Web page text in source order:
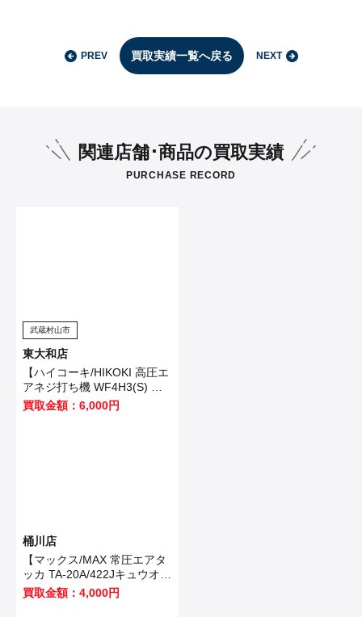
PREV 買取実績一覧へ戻る NEXT
関連店舗･商品の買取実績
PURCHASE RECORD
武蔵村山市
東大和店
【ハイコーキ/HIKOKI 高圧エ
アネジ打ち機 WF4H3(S) 】
武蔵村山市のお客様から買取
させていただきました！
買取金額：6,000円
桶川店
【マックス/MAX 常圧エアタ
ッカ TA-20A/422Jキュウオ
ン】加須市のお客様から買取
いたしました！
買取金額：4,000円